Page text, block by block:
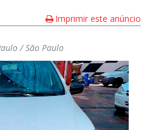
Imprimir este anúncio
/ São Paulo